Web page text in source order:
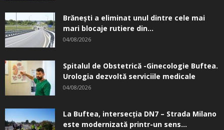
Brănești a eliminat unul dintre cele mai
mari blocaje rutiere din...
04/08/2026
Spitalul de Obstetrică -Ginecologie Buftea.
Urologia dezvoltă serviciile medicale
04/08/2026
La Buftea, intersecţia DN7 – Strada Milano
este modernizată printr-un sens...